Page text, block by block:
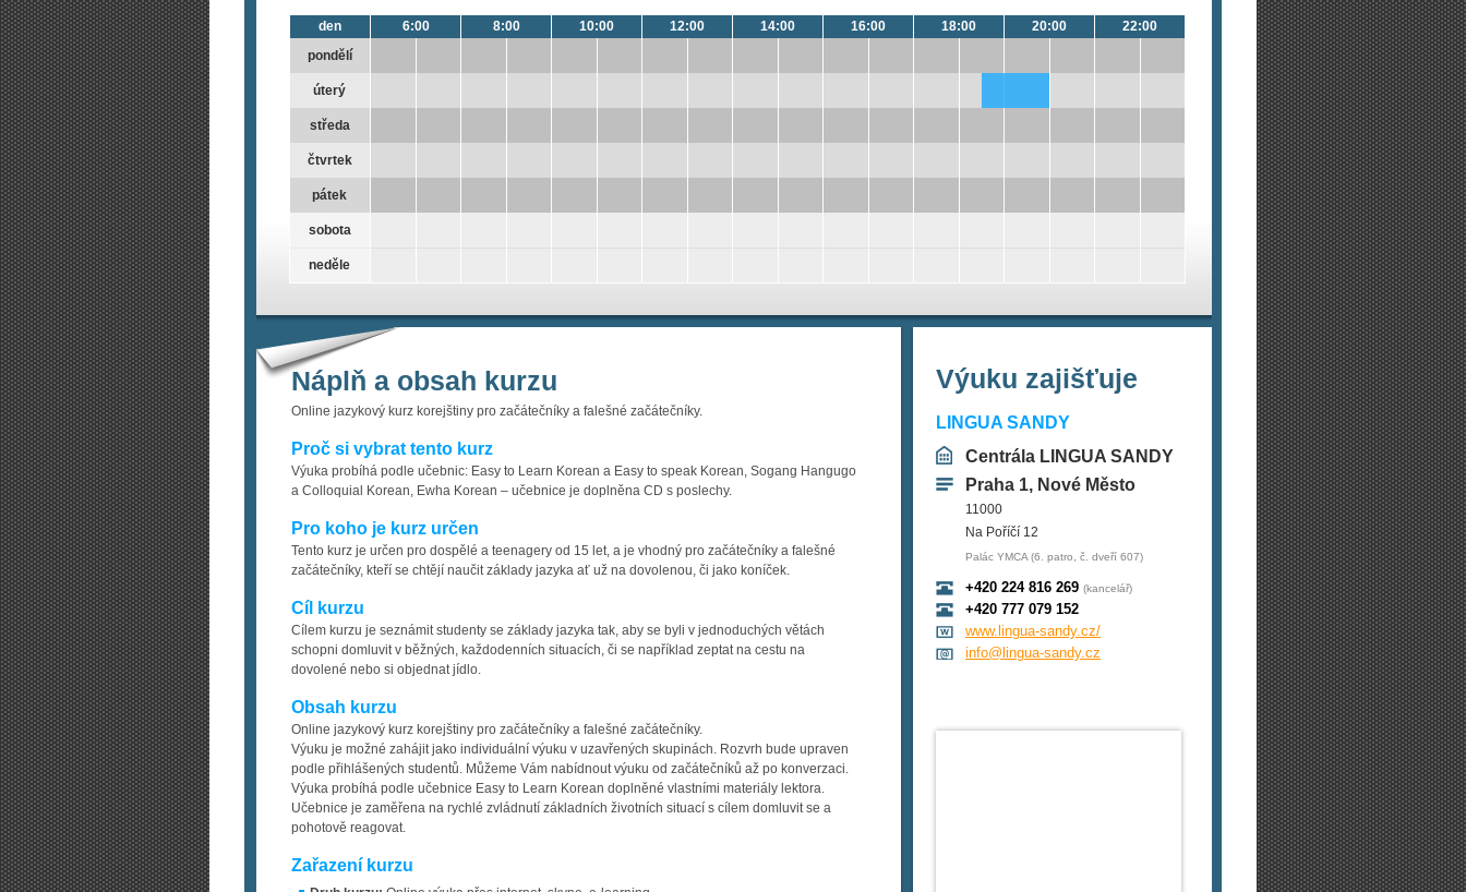
den
pondělí
úterý
středa
čtvrtek
pátek
sobota
neděle
6:00 8:00 10:00 12:00 14:00 16:00 18:00 20:00 22:00
Náplň a obsah kurzu
Online jazykový kurz korejštiny pro začátečníky a falešné začátečníky.
Proč si vybrat tento kurz
Výuka probíhá podle učebnic: Easy to Learn Korean a Easy to speak Korean, Sogang Hangugo
a Colloquial Korean, Ewha Korean – učebnice je doplněna CD s poslechy.
Pro koho je kurz určen
Tento kurz je určen pro dospělé a teenagery od 15 let, a je vhodný pro začátečníky a falešné
začátečníky, kteří se chtějí naučit základy jazyka ať už na dovolenou, či jako koníček.
Cíl kurzu
Cílem kurzu je seznámit studenty se základy jazyka tak, aby se byli v jednoduchých větách
schopni domluvit v běžných, každodenních situacích, či se například zeptat na cestu na
dovolené nebo si objednat jídlo.
Obsah kurzu
Online jazykový kurz korejštiny pro začátečníky a falešné začátečníky.
Výuku je možné zahájit jako individuální výuku v uzavřených skupinách. Rozvrh bude upraven
podle přihlášených studentů. Můžeme Vám nabídnout výuku od začátečníků až po konverzaci.
Výuka probíhá podle učebnice Easy to Learn Korean doplněné vlastními materiály lektora.
Učebnice je zaměřena na rychlé zvládnutí základních životních situací s cílem domluvit se a
pohotově reagovat.
Zařazení kurzu
Výuku zajišťuje
LINGUA SANDY
Centrála LINGUA SANDY
Praha 1, Nové Město
11000
Na Poříčí 12
Palác YMCA (6. patro, č. dveří 607)
+420 224 816 269 (kancelář)
+420 777 079 152
www.lingua-sandy.cz/
info@lingua-sandy.cz